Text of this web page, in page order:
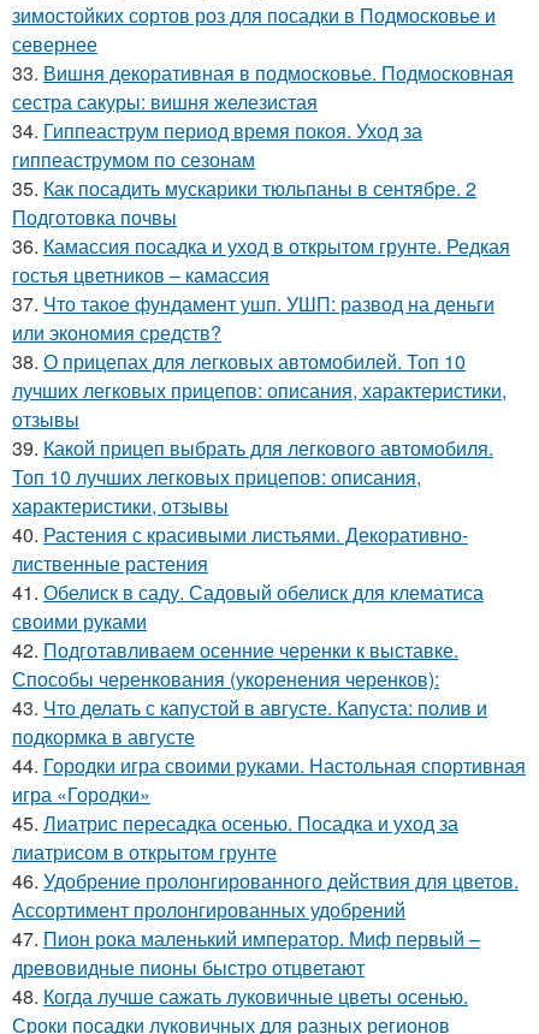
зимостойких сортов роз для посадки в Подмосковье и
севернее
33. Вишня декоративная в подмосковье. Подмосковная
сестра сакуры: вишня железистая
34. Гиппеаструм период время покоя. Уход за
гиппеаструмом по сезонам
35. Как посадить мускарики тюльпаны в сентябре. 2
Подготовка почвы
36. Камассия посадка и уход в открытом грунте. Редкая
гостья цветников – камассия
37. Что такое фундамент ушп. УШП: развод на деньги
или экономия средств?
38. О прицепах для легковых автомобилей. Топ 10
лучших легковых прицепов: описания, характеристики,
отзывы
39. Какой прицеп выбрать для легкового автомобиля.
Топ 10 лучших легковых прицепов: описания,
характеристики, отзывы
40. Растения с красивыми листьями. Декоративно-
лиственные растения
41. Обелиск в саду. Садовый обелиск для клематиса
своими руками
42. Подготавливаем осенние черенки к выставке.
Способы черенкования (укоренения черенков):
43. Что делать с капустой в августе. Капуста: полив и
подкормка в августе
44. Городки игра своими руками. Настольная спортивная
игра «Городки»
45. Лиатрис пересадка осенью. Посадка и уход за
лиатрисом в открытом грунте
46. Удобрение пролонгированного действия для цветов.
Ассортимент пролонгированных удобрений
47. Пион рока маленький император. Миф первый –
древовидные пионы быстро отцветают
48. Когда лучше сажать луковичные цветы осенью.
Сроки посадки луковичных для разных регионов